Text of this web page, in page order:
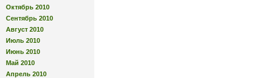
Октябрь 2010
Сентябрь 2010
Август 2010
Июль 2010
Июнь 2010
Май 2010
Апрель 2010